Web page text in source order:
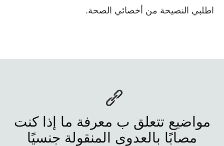
اطلبي النصيحة من أخصائي الصحة.
مواضيع تتعلق ب معرفة ما إذا كنت
مصابًا بالعدوى المنقولة جنسيًا